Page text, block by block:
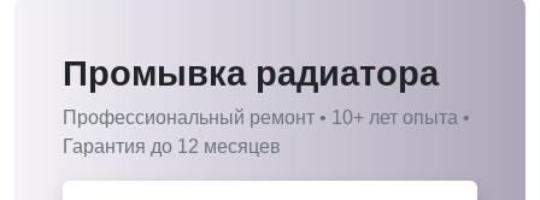
Промывка радиатора
Профессиональный ремонт • 10+ лет опыта •
Гарантия до 12 месяцев